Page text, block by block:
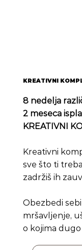
KREATIVNI
8 nedelja
2 meseca
KREATIVNI
Kreativni
sve što ti
zadržiš ih
Obezbedi
mršavljenje,
o kojima dugo